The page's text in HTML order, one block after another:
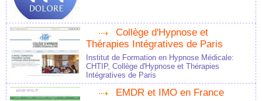
Collège d'Hypnose et
Thérapies Intégratives de Paris
Institut de Formation en Hypnose Médicale:
CHTIP, Collège d'Hypnose et Thérapies
Intégratives de Paris
EMDR et IMO en France